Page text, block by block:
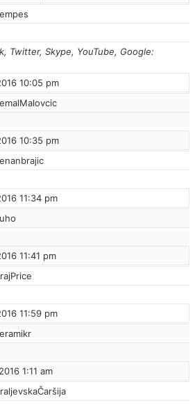
Twitter, Skype, YouTube, Google
10:05 pm
10:35 pm
11:34 pm
11:41 pm
11:59 pm
1:11 am